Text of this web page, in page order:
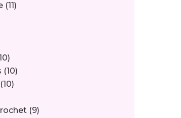
(11)
(10)
(10)
(9)